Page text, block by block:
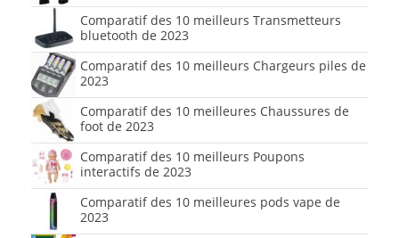
Comparatif des 10 meilleurs Transmetteurs
bluetooth de 2023
Comparatif des 10 meilleurs Chargeurs piles de
2023
Comparatif des 10 meilleures Chaussures de
foot de 2023
Comparatif des 10 meilleurs Poupons
interactifs de 2023
Comparatif des 10 meilleures pods vape de
2023